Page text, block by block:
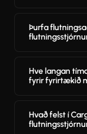
Þurfa
Hve langan
fyrir fyrirtækið
Hvað felst í